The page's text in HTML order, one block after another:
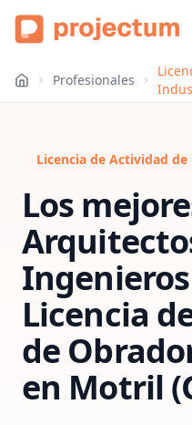
Profesionales
Licencia de Actividad
Los
Licencia
de
en Motril